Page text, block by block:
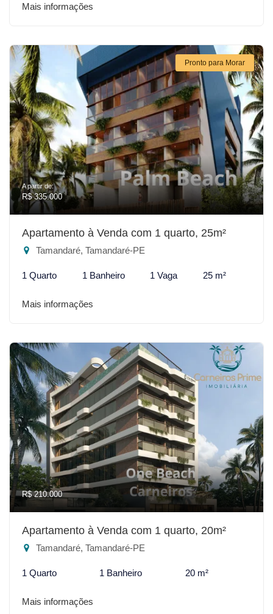
Mais informações
Pronto para Morar
A partir de:
R$ 335.000
Apartamento à Venda com 1 quarto, 25m²
Tamandaré, Tamandaré-PE
1 Quarto 1 Banheiro 1 Vaga 25 m²
Mais informações
R$ 210.000
Apartamento à Venda com 1 quarto, 20m²
Tamandaré, Tamandaré-PE
1 Quarto 1 Banheiro 20 m²
Mais informações